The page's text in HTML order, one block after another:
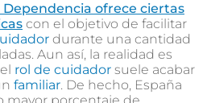
Dependencia ofrece ciertas
con el objetivo de facilitar
durante una cantidad
Aun así, la realidad es
rol de cuidador suele acabar
familiar. De hecho, España